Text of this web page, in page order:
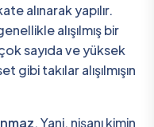
alınarak yapılır.
alışılmış bir
sayıda ve yüksek
gibi takılar alışılmışın
. Yani, nişanı kimin